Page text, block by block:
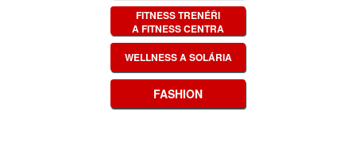
FITNESS TRENÉŘI
A FITNESS CENTRA
WELLNESS A SOLÁRIA
FASHION